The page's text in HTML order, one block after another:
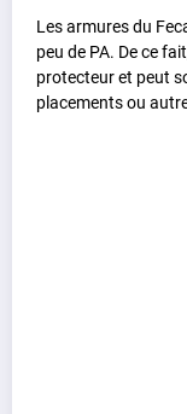
Les armures du
peu de PA. De ce
protecteur et peut
placements ou